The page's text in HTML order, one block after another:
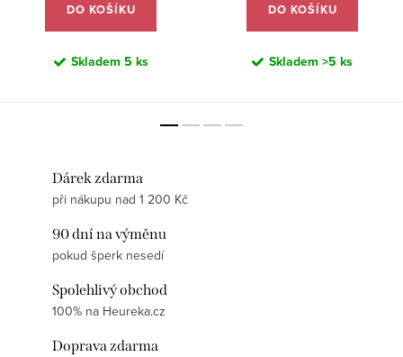
DO KOŠÍKU
Skladem 5 ks
DO KOŠÍKU
Skladem >5 ks
Dárek zdarma
při nákupu nad 1 200 Kč
90 dní na výměnu
pokud šperk nesedí
Spolehlivý obchod
100% na Heureka.cz
Doprava zdarma